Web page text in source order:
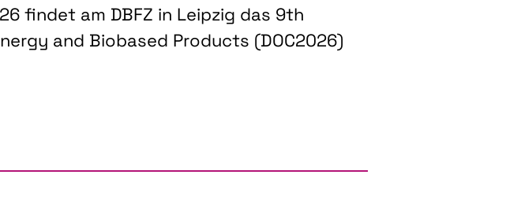
findet am DBFZ in Leipzig das 9th
and Biobased Products (DOC2026)
BIOENERGY AND BIOBASED PRODUCTS